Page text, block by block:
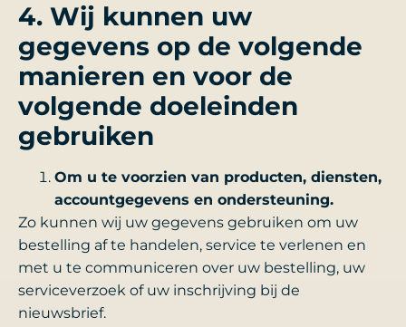
4. Wij kunnen uw
gegevens op de volgende
manieren en voor de
volgende doeleinden
gebruiken
Om u te voorzien van producten, diensten,
accountgegevens en ondersteuning.
Zo kunnen wij uw gegevens gebruiken om uw
bestelling af te handelen, service te verlenen en
met u te communiceren over uw bestelling, uw
serviceverzoek of uw inschrijving bij de
nieuwsbrief.